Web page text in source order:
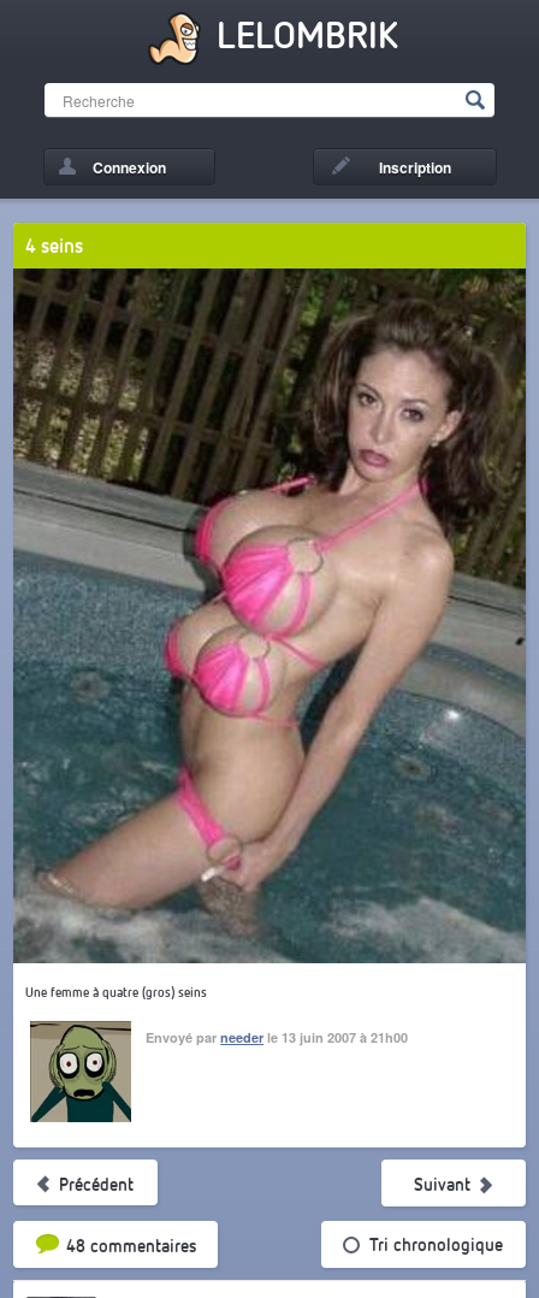
LELOMBRIK
Connexion Inscription
4 seins
Une femme à quatre (gros) seins
Envoyé parneeder le 13 juin 2007 à 21h00
Précédent
48 commentairesTri par popularité Tri chronologique
Suivant